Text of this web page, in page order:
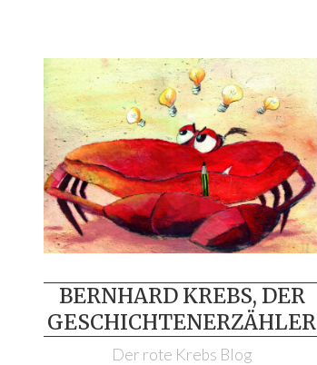
content
BERNHARD KREBS, DER
GESCHICHTENERZÄHLER
Der rote Krebs Blog